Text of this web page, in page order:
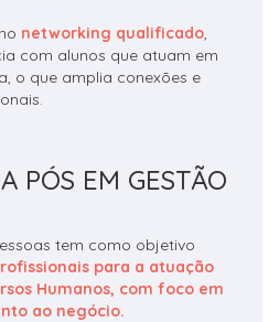
networking qualificado,
com alunos que atuam em
o que amplia conexões e
PÓS EM GESTÃO
tem como objetivo
para a atuação
Humanos, com foco em
ao negócio.